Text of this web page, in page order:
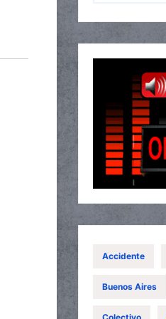
Accidente
Buenos Aires